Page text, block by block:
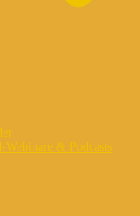
Webinare & Podcasts